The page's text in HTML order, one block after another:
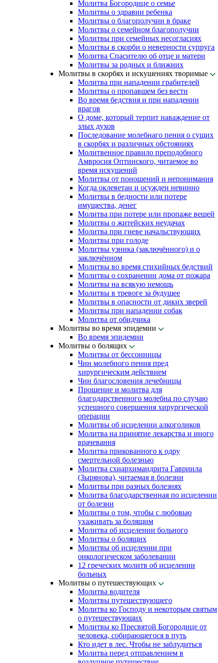
Молитва Богородице о семье
Молитвы о здравии ребенка
Молитвы о благополучии в браке
Молитвы о семейном благополучии
Молитвы при семейных несогласиях
Молитвы в скорби о неверности супруга
Молитва Спасителю об отце и матери
Молитвы за родных и ближних
Молитвы в скорбях и искушениях творимые
Молитва при нападении грабителей
Молитвы о пропавшем без вести
Во время бедствия и при нападении
врагов
О доме, который терпит наваждение от
злых духов
Последование молебнаго пения о сущих
в скорбях и различных обстояниях
Молитвенное правило преподобного
Амвросия Оптинского, читаемое во
время искушений
Молитвы от поношений и непонимания
Когда оклеветан и осужден невинно
Молитвы в бедности или потере
имущества, денег
Молитва при потере или пропаже вещей
Молитвы о житейских неудачах
Молитва при гневе начальствующих
Молитвы при голоде
Молитвы узника (заключённого) и о
заключённом
Молитвы во время стихийных бедствий
Молитвы о сохранении дома от пожара
Молитвы на всякую немощь
Молитвы в тревоге за будущее
Молитвы в опасности от диких зверей
Молитвы при нападении собак
Молитва от обидчика
Молитвы во время эпидемии
Во время эпидемии
Молитвы о болящих
Молитвы от бессонницы
Чин молебного пения пред
хирургическим действием
Чин благословения лечебницы
Прошение и молитва для
благодарственного молебна по случаю
успешного совершения хирургической
операции
Молитвы об исцелении алкоголиков
Молитва на принятие лекарства и иного
врачевания
Молитва прикованного к одру
смертельной болезнью
Молитва схиархимандрита Гавриила
(Зырянова), читаемая в болезни
Молитвы при разных болезнях
Молитва благодарственная по исцелении
от болезни
Молитвы о том, чтобы с любовью
ухаживать за болящим
Молитва об исцелении больного
Молитвы о болящих
Молитвы об исцелении при
онкологическом заболевании
12 греческих молитв об исцелении
больных
Молитвы о путешествующих
Молитва водителя
Молитвы путешествующего
Молитва ко Господу и некоторым святым
о путешествующих
Молитвы ко Пресвятой Богородице от
человека, собирающегося в путь
Кто идет в лес. Чтобы не заблудиться
Молитва перед отправлением в